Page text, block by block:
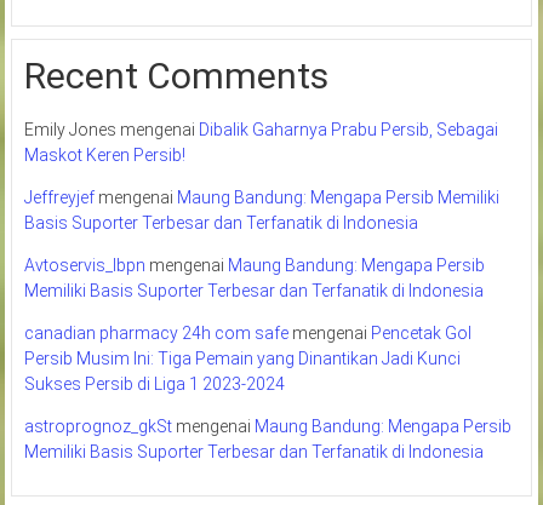
Recent Comments
Emily Jones mengenai Dibalik Gaharnya Prabu Persib, Sebagai
Maskot Keren Persib!
Jeffreyjefmengenai Maung Bandung: Mengapa Persib Memiliki
Basis Suporter Terbesar dan Terfanatik di Indonesia
Avtoservis_lbpn mengenai Maung Bandung: Mengapa Persib
Memiliki Basis Suporter Terbesar dan Terfanatik di Indonesia
canadian pharmacy 24h com safemengenai Pencetak Gol
Persib Musim Ini: Tiga Pemain yang Dinantikan Jadi Kunci
Sukses Persib di Liga 1 2023-2024
astroprognoz_gkStmengenai Maung Bandung: Mengapa Persib
Memiliki Basis Suporter Terbesar dan Terfanatik di Indonesia